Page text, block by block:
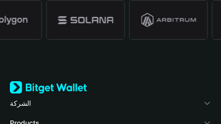
الشركة